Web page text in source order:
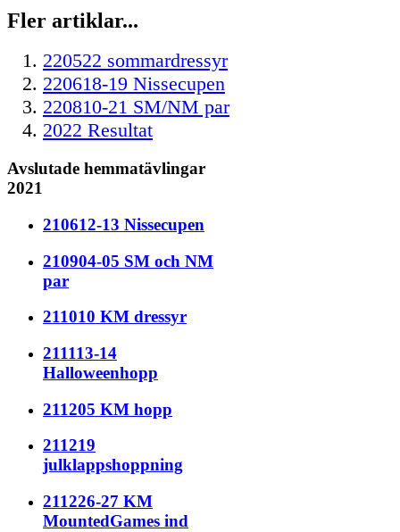
Fler artiklar...
220522 sommardressyr
220618-19 Nissecupen
220810-21 SM/NM par
2022 Resultat
Avslutade hemmatävlingar
2021
210612-13 Nissecupen
210904-05 SM och NM
par
211010 KM dressyr
211113-14
Halloweenhopp
211205 KM hopp
211219
julklappshoppning
211226-27 KM
MountedGames ind